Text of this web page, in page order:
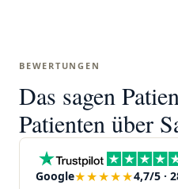
BEWERTUNGEN
Das sagen
Patienten über
Google★★★★★4,7/5 ·